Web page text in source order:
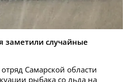
заметили случайные
Самарской области
рыбака со льда на